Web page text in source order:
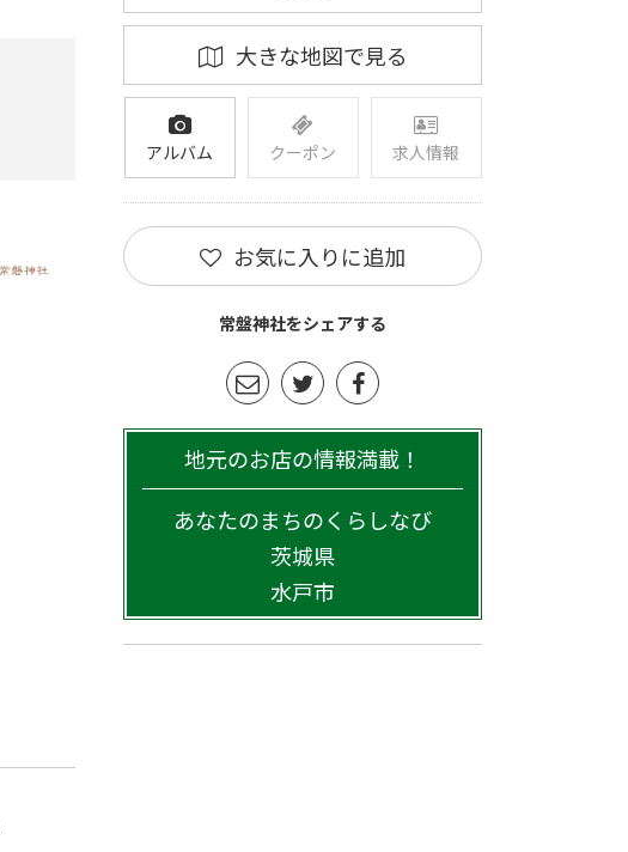
大きな地図で見る
アルバム クーポン 求人情報
お気に入りに追加
常盤神社をシェアする
地元のお店の情報満載！
あなたのまちのくらしなび
茨城県
水戸市